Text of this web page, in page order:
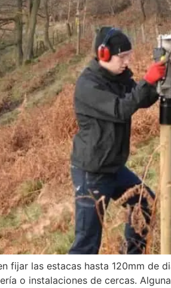
fijar las estacas hasta 120mm de
o instalaciones de cercas.